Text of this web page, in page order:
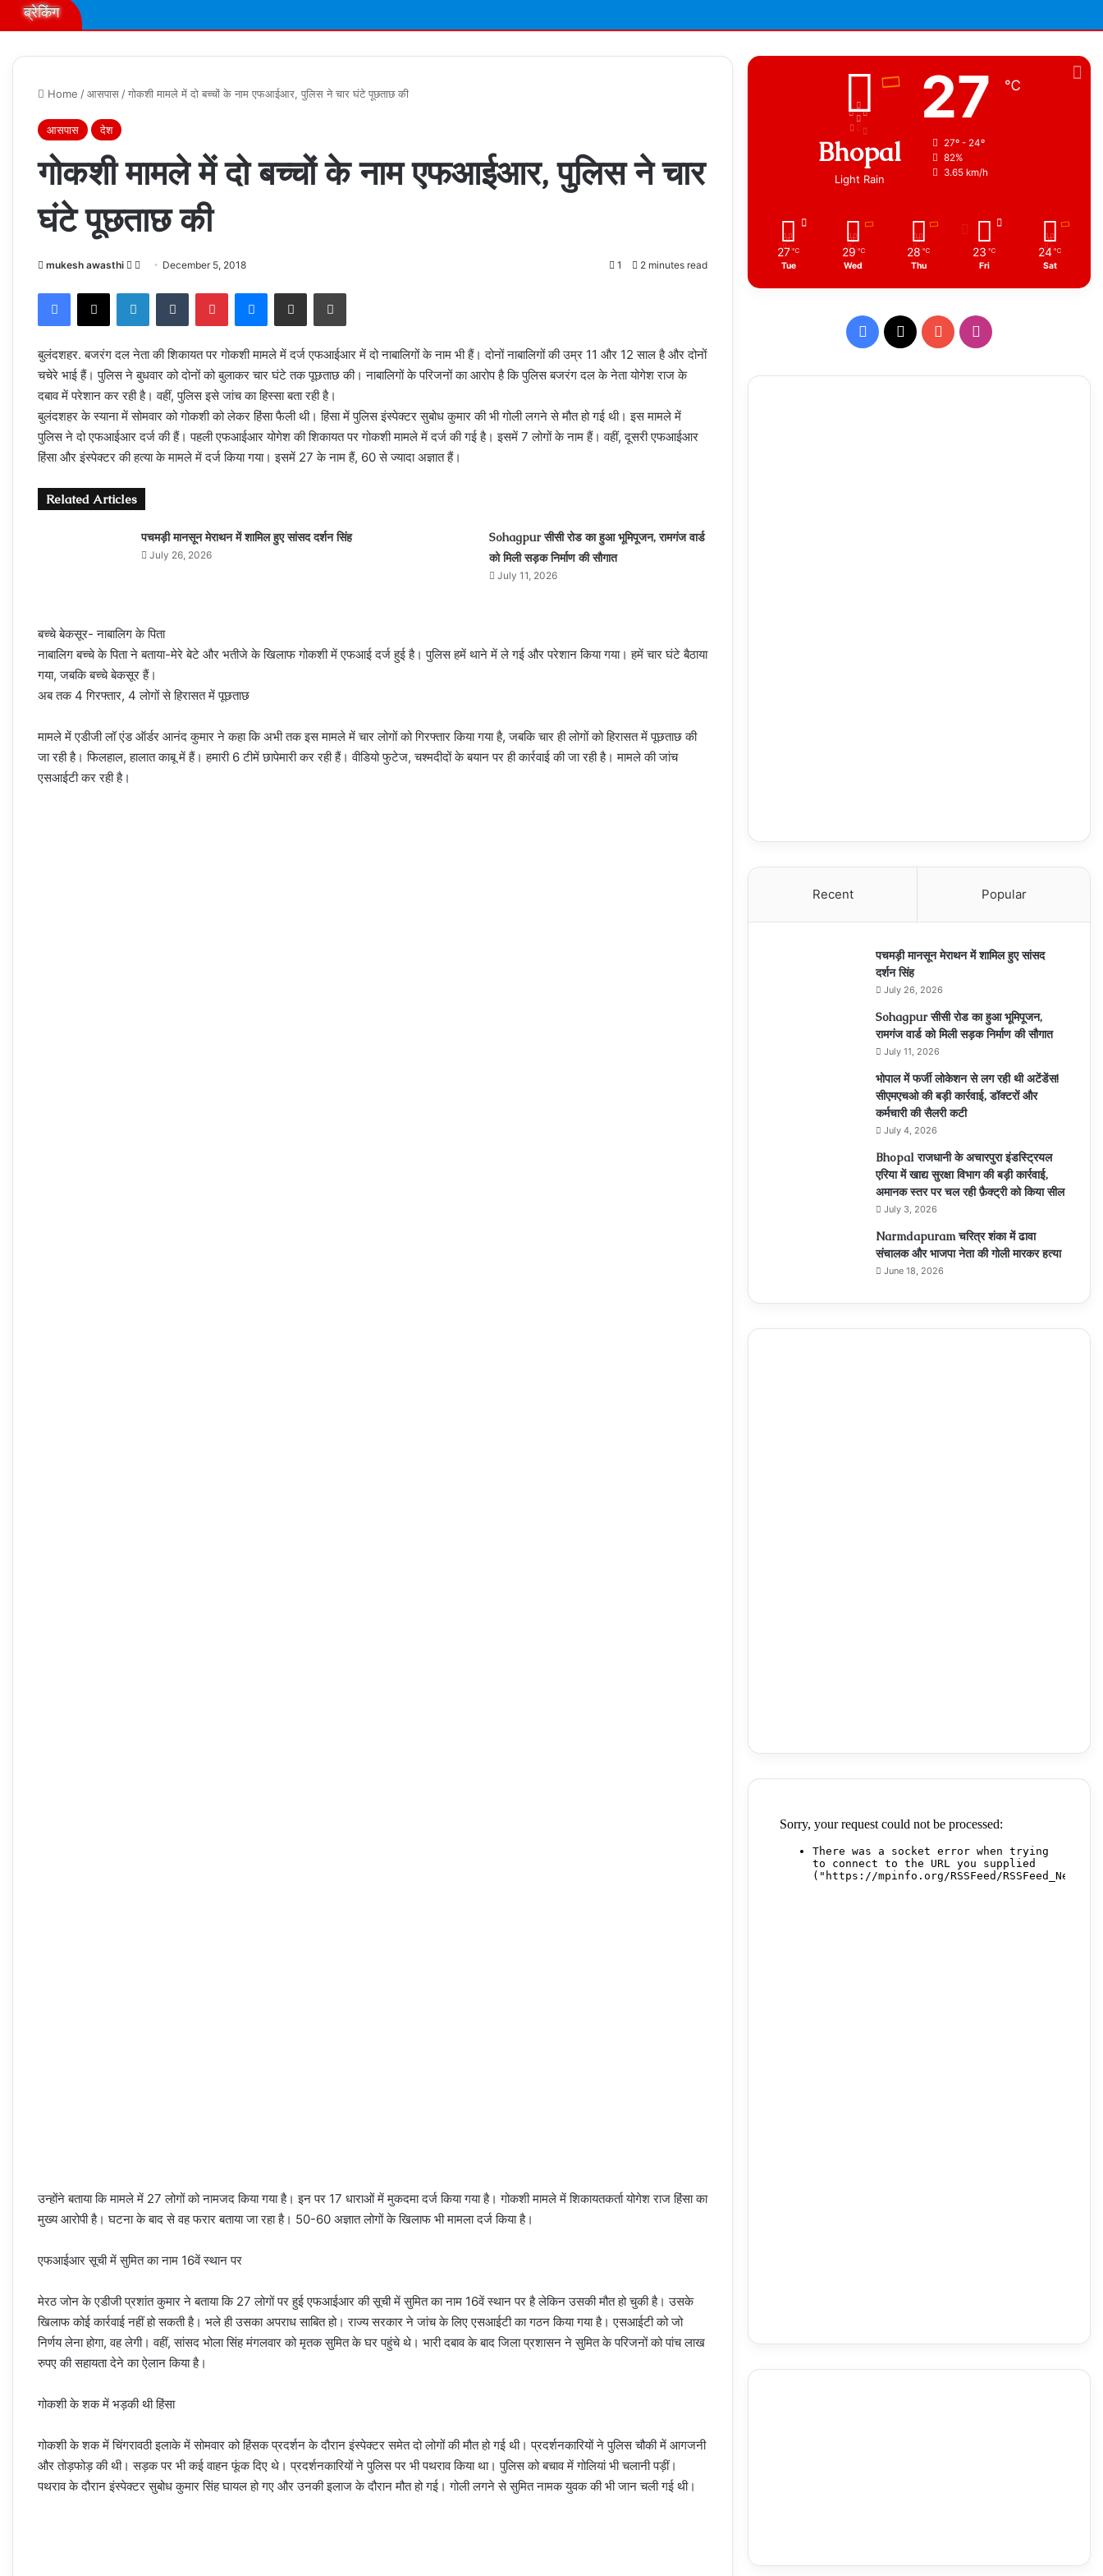
ब्रेकिंग
Home /आसपास /गोकशी मामले में दो बच्चों के नाम एफआईआर, पुलिस ने चार घंटे पूछताछ की
आसपास देश
गोकशी मामले में दो बच्चों के नाम एफआईआर, पुलिस ने चार
घंटे पूछताछ की
mukesh awasthi
Follow
X
Send December 5, 2018 1 2 minutes read
Facebook
X LinkedInTumblr PinterestMessenger
Share via Email Print
बुलंदशहर. बजरंग दल नेता की शिकायत पर गोकशी मामले में दर्ज एफआईआर में दो नाबालिगों के नाम भी हैं। दोनों नाबालिगों की उम्र 11 और 12 साल है और दोनों
चचेरे भाई हैं। पुलिस ने बुधवार को दोनों को बुलाकर चार घंटे तक पूछताछ की। नाबालिगों के परिजनों का आरोप है कि पुलिस बजरंग दल के नेता योगेश राज के
दबाव में परेशान कर रही है। वहीं, पुलिस इसे जांच का हिस्सा बता रही है।
बुलंदशहर के स्याना में सोमवार को गोकशी को लेकर हिंसा फैली थी। हिंसा में पुलिस इंस्पेक्टर सुबोध कुमार की भी गोली लगने से मौत हो गई थी। इस मामले में
पुलिस ने दो एफआईआर दर्ज की हैं। पहली एफआईआर योगेश की शिकायत पर गोकशी मामले में दर्ज की गई है। इसमें 7 लोगों के नाम हैं। वहीं, दूसरी एफआईआर
हिंसा और इंस्पेक्टर की हत्या के मामले में दर्ज किया गया। इसमें 27 के नाम हैं, 60 से ज्यादा अज्ञात हैं।
Related Articles
पचमड़ी मानसून मेराथन में शामिल हुए सांसद दर्शन सिंह
July 26, 2026
Sohagpur सीसी रोड का हुआ भूमिपूजन, रामगंज वार्ड
को मिली सड़क निर्माण की सौगात
July 11, 2026
बच्चे बेकसूर- नाबालिग के पिता
नाबालिग बच्चे के पिता ने बताया-मेरे बेटे और भतीजे के खिलाफ गोकशी में एफआई दर्ज हुई है। पुलिस हमें थाने में ले गई और परेशान किया गया। हमें चार घंटे बैठाया
गया, जबकि बच्चे बेकसूर हैं।
अब तक 4 गिरफ्तार, 4 लोगों से हिरासत में पूछताछ
मामले में एडीजी लॉ एंड ऑर्डर आनंद कुमार ने कहा कि अभी तक इस मामले में चार लोगों को गिरफ्तार किया गया है, जबकि चार ही लोगों को हिरासत में पूछताछ की
जा रही है। फिलहाल, हालात काबू में हैं। हमारी 6 टीमें छापेमारी कर रही हैं। वीडियो फुटेज, चश्मदीदों के बयान पर ही कार्रवाई की जा रही है। मामले की जांच
एसआईटी कर रही है।
उन्होंने बताया कि मामले में 27 लोगों को नामजद किया गया है। इन पर 17 धाराओं में मुकदमा दर्ज किया गया है। गोकशी मामले में शिकायतकर्ता योगेश राज हिंसा का
मुख्य आरोपी है। घटना के बाद से वह फरार बताया जा रहा है। 50-60 अज्ञात लोगों के खिलाफ भी मामला दर्ज किया है।
एफआईआर सूची में सुमित का नाम 16वें स्थान पर
मेरठ जोन के एडीजी प्रशांत कुमार ने बताया कि 27 लोगों पर हुई एफआईआर की सूची में सुमित का नाम 16वें स्थान पर है लेकिन उसकी मौत हो चुकी है। उसके
खिलाफ कोई कार्रवाई नहीं हो सकती है। भले ही उसका अपराध साबित हो। राज्य सरकार ने जांच के लिए एसआईटी का गठन किया गया है। एसआईटी को जो
निर्णय लेना होगा, वह लेगी। वहीं, सांसद भोला सिंह मंगलवार को मृतक सुमित के घर पहुंचे थे। भारी दबाव के बाद जिला प्रशासन ने सुमित के परिजनों को पांच लाख
रुपए की सहायता देने का ऐलान किया है।
गोकशी के शक में भड़की थी हिंसा
गोकशी के शक में चिंगरावठी इलाके में सोमवार को हिंसक प्रदर्शन के दौरान इंस्पेक्टर समेत दो लोगों की मौत हो गई थी। प्रदर्शनकारियों ने पुलिस चौकी में आगजनी
और तोड़फोड़ की थी। सड़क पर भी कई वाहन फूंक दिए थे। प्रदर्शनकारियों ने पुलिस पर भी पथराव किया था। पुलिस को बचाव में गोलियां भी चलानी पड़ीं।
पथराव के दौरान इंस्पेक्टर सुबोध कुमार सिंह घायल हो गए और उनकी इलाज के दौरान मौत हो गई। गोली लगने से सुमित नामक युवक की भी जान चली गई थी।
Bhopal
Light Rain
27 ℃
27º - 24º
82%
3.65 km/h
27 ℃
Tue
29 ℃
Wed
28 ℃
Thu
23 ℃
Fri
24 ℃
Sat
Facebook
X YouTubeInstagram
Recent Popular
पचमड़ी मानसून मेराथन में शामिल हुए सांसद
दर्शन सिंह
July 26, 2026
Sohagpur सीसी रोड का हुआ भूमिपूजन,
रामगंज वार्ड को मिली सड़क निर्माण की सौगात
July 11, 2026
भोपाल में फर्जी लोकेशन से लग रही थी अटेंडेंस!
सीएमएचओ की बड़ी कार्रवाई, डॉक्टरों और
कर्मचारी की सैलरी कटी
July 4, 2026
Bhopal राजधानी के अचारपुरा इंडस्ट्रियल
एरिया में खाद्य सुरक्षा विभाग की बड़ी कार्रवाई,
अमानक स्तर पर चल रही फ़ैक्ट्री को किया सील
July 3, 2026
Narmdapuram चरित्र शंका में ढावा
संचालक और भाजपा नेता की गोली मारकर हत्या
June 18, 2026